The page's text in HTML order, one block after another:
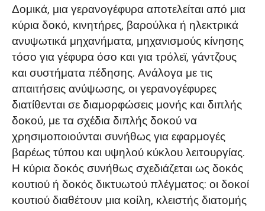
Δομικά, μια γερανογέφυρα αποτελείται από μια
κύρια δοκό, κινητήρες, βαρούλκα ή ηλεκτρικά
ανυψωτικά μηχανήματα, μηχανισμούς κίνησης
τόσο για γέφυρα όσο και για τρόλεϊ, γάντζους
και συστήματα πέδησης. Ανάλογα με τις
απαιτήσεις ανύψωσης, οι γερανογέφυρες
διατίθενται σε διαμορφώσεις μονής και διπλής
δοκού, με τα σχέδια διπλής δοκού να
χρησιμοποιούνται συνήθως για εφαρμογές
βαρέως τύπου και υψηλού κύκλου λειτουργίας.
Η κύρια δοκός συνήθως σχεδιάζεται ως δοκός
κουτιού ή δοκός δικτυωτού πλέγματος: οι δοκοί
κουτιού διαθέτουν μια κοίλη, κλειστής διατομής